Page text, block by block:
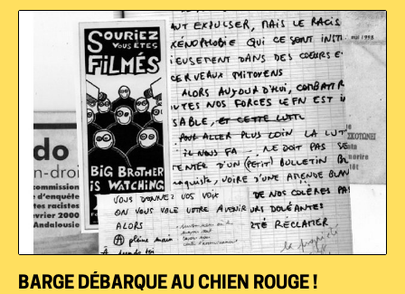
BARGE DÉBARQUE AU CHIEN ROUGE !